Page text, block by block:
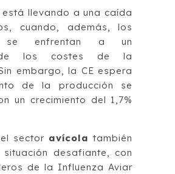
está llevando a una caída
cuando, además, los
se enfrentan a un
de los costes de la
embargo, la CE espera
de la producción se
un crecimiento del 1,7%
sector avícola también
situación desafiante, con
de la Influenza Aviar